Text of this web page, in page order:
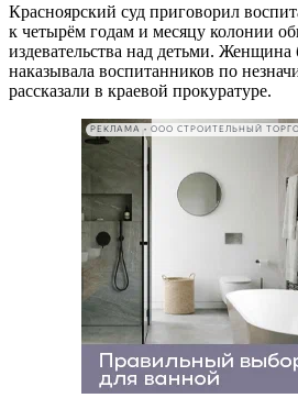
Красноярский суд приговорил
к четырём годам и месяцу колонии
издевательства над детьми. Женщина
наказывала воспитанников по
рассказали в краевой прокуратуре.